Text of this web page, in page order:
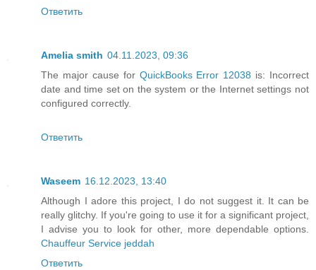
Ответить
Amelia smith 04.11.2023, 09:36
The major cause for QuickBooks Error 12038 is: Incorrect
date and time set on the system or the Internet settings not
configured correctly.
Ответить
Waseem 16.12.2023, 13:40
Although I adore this project, I do not suggest it. It can be
really glitchy. If you're going to use it for a significant project,
I advise you to look for other, more dependable options.
Chauffeur Service jeddah
Ответить